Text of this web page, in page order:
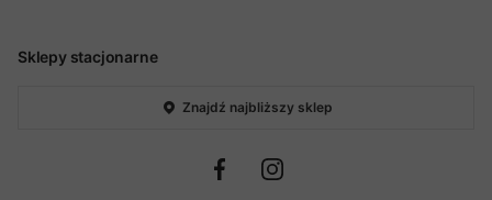
Sklepy stacjonarne
Znajdź najbliższy sklep